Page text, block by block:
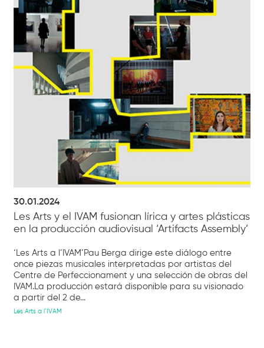
30.01.2024
Les Arts y el IVAM fusionan lírica y artes plásticas
en la producción audiovisual ‘Artifacts Assembly’
‘Les Arts a l’IVAM’Pau Berga dirige este diálogo entre
once piezas musicales interpretadas por artistas del
Centre de Perfeccionament y una selección de obras del
IVAM.La producción estará disponible para su visionado
a partir del 2 de...
Les Arts a l’IVAM